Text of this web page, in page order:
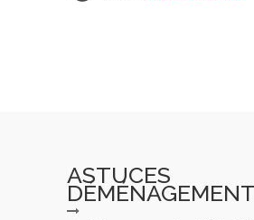
ASTUCES
DÉMÉNAGEMENT